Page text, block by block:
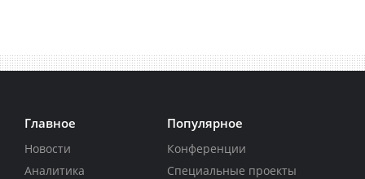
Главное
Новости
Аналитика
Популярное
Конференции
Специальные проекты